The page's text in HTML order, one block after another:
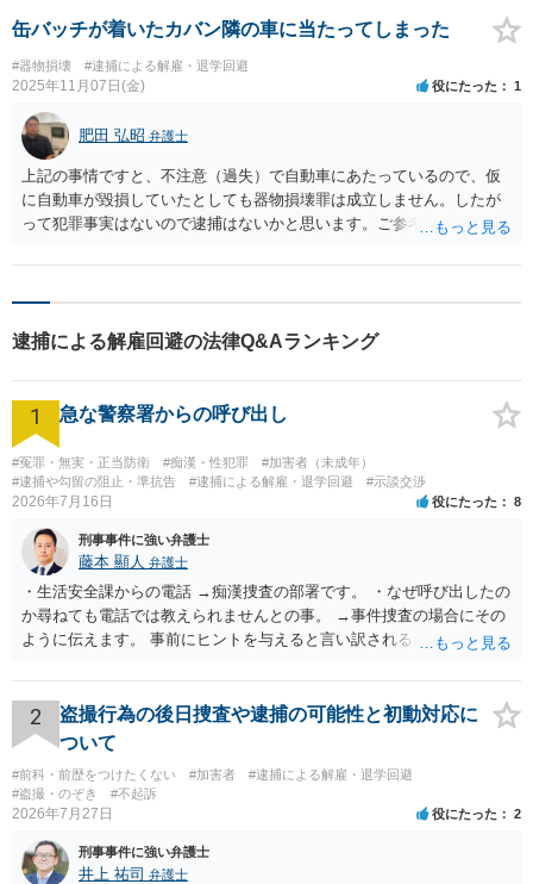
缶バッチが着いたカバン隣の車に当たってしまった
#器物損壊 #逮捕による解雇・退学回避
2025年11月07日(金) 役にたった 1
肥田 弘昭 弁護士
上記の事情ですと、不注意（過失）で自動車にあたっているので、仮
に自動車が毀損していたとしても器物損壊罪は成立しません。したが
って犯罪事実はないので逮捕はないかと思います。ご参考にしてくだ
逮捕による解雇回避の法律Q&Aランキング
1 急な警察署からの呼び出し
#冤罪・無実・正当防衛 #痴漢・性犯罪
#加害者（未成年）
#逮捕や勾留の阻止・準抗告
#逮捕による解雇・退学回避 #示談交渉
2026年7月16日 役にたった 8
刑事事件に強い弁護士
藤本 顯人 弁護士
・生活安全課からの電話 →痴漢捜査の部署です。 ・なぜ呼び出したの
か尋ねても電話では教えられませんとの事。 →事件捜査の場合にその
ように伝えます。 事前にヒントを与えると言い訳されるからです。 ・
たり →やはり痴漢として疑われているのでは。 そもそも痴漢をやって
ないのであれば、何も疑われる筋合いは無いわけですし狼狽える必要
はないですね。
2
盗撮行為の後日捜査や逮捕の可能性と初動対応に
ついて
#前科・前歴をつけたくない #加害者
#逮捕による解雇・退学回避
#盗撮・のぞき
#不起訴
2026年7月27日 役にたった 2
刑事事件に強い弁護士
井上 祐司 弁護士